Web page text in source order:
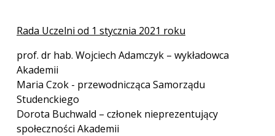
Rada Uczelni od 1 stycznia 2021 roku
prof. dr hab. Wojciech Adamczyk – wykładowca
Akademii
Maria Czok - przewodnicząca Samorządu
Studenckiego
Dorota Buchwald – członek nieprezentujący
społeczności Akademii